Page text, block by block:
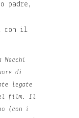
padre,
con il
di
legate
film. Il
(con i